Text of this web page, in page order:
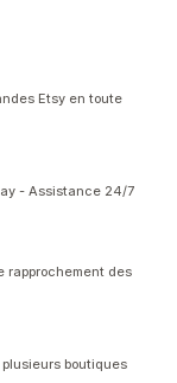
Etsy en toute
- Assistance 24/7
rapprochement des
boutiques